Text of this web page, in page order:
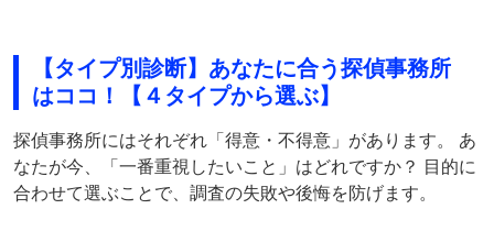
【タイプ別診断】あなたに合う探偵事務所
はココ！【４タイプから選ぶ】
探偵事務所にはそれぞれ「得意・不得意」があります。 あ
なたが今、「一番重視したいこと」はどれですか？ 目的に
合わせて選ぶことで、調査の失敗や後悔を防げます。